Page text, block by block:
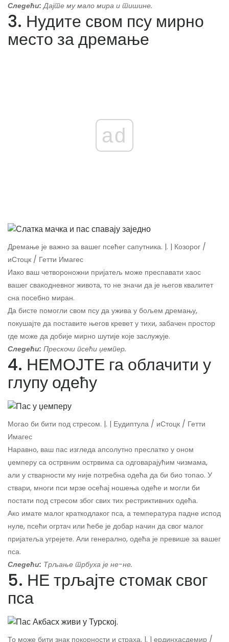
Следећи: Дајте му мало мира и тишине.
3. Нудите свом псу мирно
место за дремање
ad
Дремање је важно за вашег псећег сапутника. |. | Козорог /
иСтоцк / Гетти Имагес
Иако ваш четвороножни пријатељ може преспавати хаос
вашег свакодневног живота, то не значи да је његов квалитет
сна посебно миран.
Да бисте помогли свом псу да ужива у бољем дремању,
покушајте да поставите његов кревет у тихи, забачен простор
где може да добије мирно шутије које заслужује.
Следећи: Прескочи псећи џемпер.
4. НЕМОЈТЕ га облачити у
глупу одећу
Могао би бити под стресом. |. | Еудиптула / иСтоцк / Гетти
Имагес
Наравно, ваш пас изгледа апсолутно преслатко у оном
џемперу са острвним острвима са одговарајућим чизмама,
али у стварности му није потребна одећа да би био топао. У
ствари, многи пси мрзе осећај ношења одеће и могли би
постати под стресом због свих тих рестриктивних одећа.
Ако имате малог краткодлаког пса, а температура падне испод
нуле, псећи огртач или ћебе је добар начин да свог малог
пријатеља угрејете. Али генерално, одећа је превише за вашег
пса.
Следећи: Трљање трбуха је не-не.
5. НЕ трљајте стомак свог
пса
То може бити знак покорности и страха. |. | ердинхасдемир /